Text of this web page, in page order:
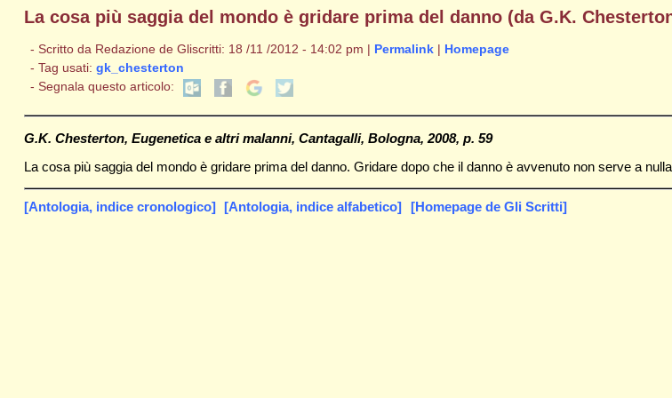
La cosa più saggia del mondo è gridare prima del danno (da G.K.
- Scritto da Redazione de Gliscritti: 18 /11 /2012 - 14:02 pm | Permalink| Homepage
- Tag usati: gk_chesterton
- Segnala questo articolo:
G.K. Chesterton, Eugenetica e altri malanni, Cantagalli, Bologna, 2008, p. 59
La cosa più saggia del mondo è gridare prima del danno. Gridare dopo che il danno è avvenuto non serve a
[Antologia, indice cronologico] [Antologia, indice alfabetico] [Homepage de Gli Scritti]